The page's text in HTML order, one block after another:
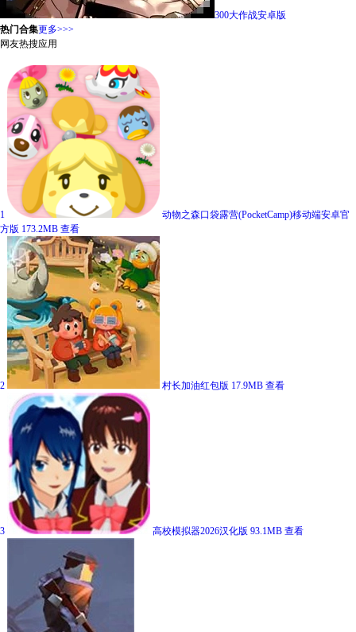
300大作战安卓版
热门合集更多>>>
网友热搜应用
1
动物之森口袋露营(PocketCamp)移动端安卓官
方版 173.2MB 查看
2 村长加油红包版 17.9MB 查看
3 高校模拟器2026汉化版 93.1MB 查看